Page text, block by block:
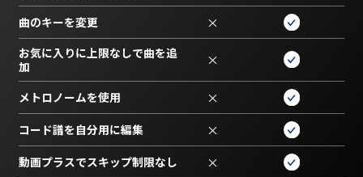
曲のキーを変更 ×
お気に入りに上限なしで曲を追
加
×
メトロノームを使用 ×
コード譜を自分用に編集 ×
動画プラスでスキップ制限なし ×